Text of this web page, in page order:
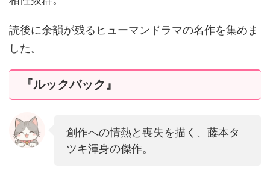
読後に余韻が残るヒューマンドラマの名作を集めま
した。
『ルックバック』
創作への情熱と喪失を描く、藤本タ
ツキ渾身の傑作。